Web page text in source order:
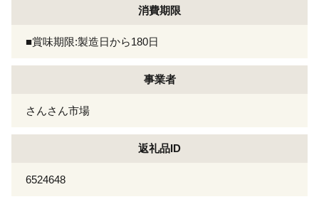
消費期限
■賞味期限:製造日から180日
事業者
さんさん市場
返礼品ID
6524648